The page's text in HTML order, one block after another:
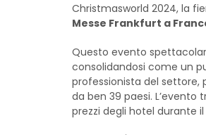
Christmasworld 2024, la
Messe Frankfurt a
Questo evento
consolidandosi come un
professionista del settore,
da ben 39 paesi.
prezzi degli hotel durante